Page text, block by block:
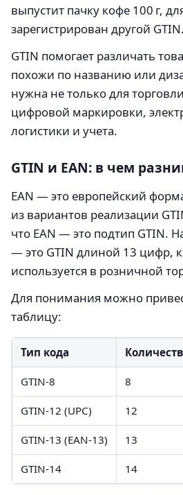
выпустит пачку кофе 100 г,
зарегистрирован другой GTIN.
GTIN помогает различать
похожи по названию или
нужна не только для
цифровой маркировки,
логистики и учета.
GTIN и EAN: в чем
EAN — это европейский
из вариантов реализации
что EAN — это подтип GTIN.
— это GTIN длиной 13 цифр,
используется в розничной
Для понимания можно
таблицу:
Тип кода
GTIN‑8 8
GTIN‑12 (UPC) 12
GTIN‑13 (EAN‑13) 13
GTIN‑14 14